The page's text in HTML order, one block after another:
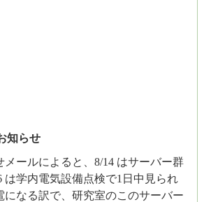
知らせ
ールによると、8/14 はサーバー群
学内電気設備点検で1日中見られ
になる訳で、研究室のこのサーバー